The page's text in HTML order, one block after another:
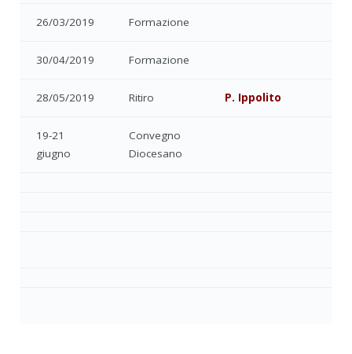
26/03/2019 Formazione
30/04/2019 Formazione
28/05/2019 Ritiro P. Ippolito
19-21
giugno
Convegno
Diocesano